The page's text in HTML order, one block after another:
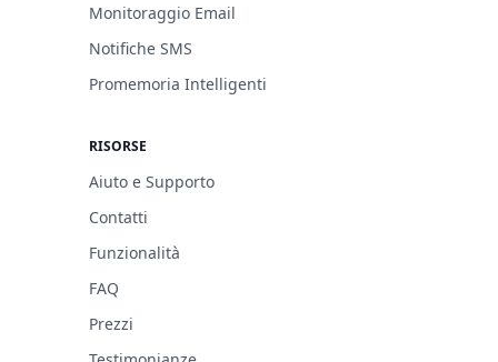
Monitoraggio Email
Notifiche SMS
Promemoria Intelligenti
RISORSE
Aiuto e Supporto
Contatti
Funzionalità
FAQ
Prezzi